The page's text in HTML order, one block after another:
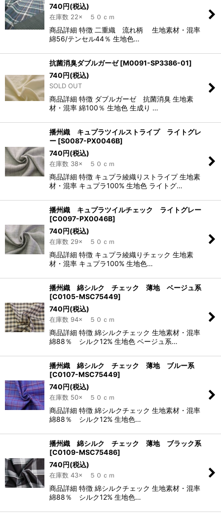
740円(税込)
在庫数 22× ５０ｃｍ
商品詳細 特徴 二重織 流れ柄 生地素材・混率
綿56/テンセル44％ 生地色…
抗菌消臭ダブルガーゼ [M0091-SP3386-01]
740円(税込)
SOLD OUT
商品詳細 特徴 ダブルガーゼ 抗菌消臭 生地素
材・混率 綿100％ 生地色 生成り …
播州織 キュプラツイルストライプ ライトグレ
ー [S0087-PX0046B]
740円(税込)
在庫数 38× ５０ｃｍ
商品詳細 特徴 キュプラ綾織りストライプ 生地素
材・混率 キュプラ100% 生地色 ライトグ…
播州織 キュプラツイルチェック ライトグレー
[C0097-PX0046B]
740円(税込)
在庫数 29× ５０ｃｍ
商品詳細 特徴 キュプラ綾織りチェック 生地素
材・混率 キュプラ100% 生地色…
播州織 綿シルク チェック 薄地 ベージュ系
[C0105-MSC75449]
740円(税込)
在庫数 94× ５０ｃｍ
商品詳細 特徴 綿シルクチェック 生地素材・混率
綿88％ シルク12% 生地色 ベージュ系…
播州織 綿シルク チェック 薄地 ブルー系
[C0107-MSC75449]
740円(税込)
在庫数 50× ５０ｃｍ
商品詳細 特徴 綿シルクチェック 生地素材・混率
綿88％ シルク12% 生地色…
播州織 綿シルク チェック 薄地 ブラック系
[C0109-MSC75486]
740円(税込)
在庫数 43× ５０ｃｍ
商品詳細 特徴 綿シルクチェック 生地素材・混率
綿88％ シルク12% 生地色…